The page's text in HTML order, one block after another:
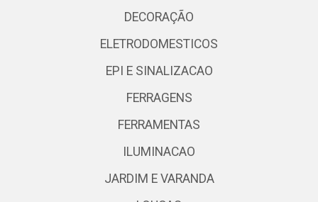
DECORAÇÃO
ELETRODOMESTICOS
EPI E SINALIZACAO
FERRAGENS
FERRAMENTAS
ILUMINACAO
JARDIM E VARANDA